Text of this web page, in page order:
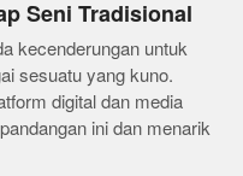
Seni Tradisional
kecenderungan untuk
sesuatu yang kuno.
digital dan media
ini dan menarik